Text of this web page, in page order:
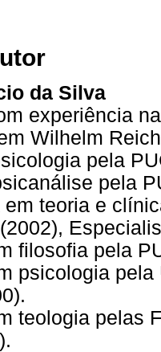
da Silva
experiência
Wilhelm
pela
pela
em teoria e
filosofia pela
psicologia
teologia pelas